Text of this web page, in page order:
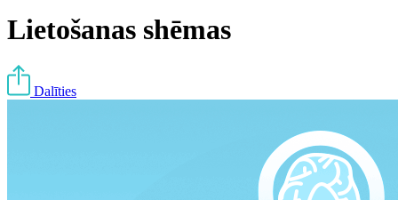
Lietošanas shēmas
Dalīties